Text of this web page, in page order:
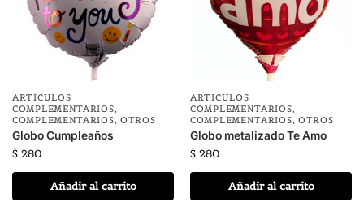
ARTICULOS
COMPLEMENTARIOS
COMPLEMENTARIOS OTROS
Globo Cumpleaños
$ 280
Añadir al carrito
ARTICULOS
COMPLEMENTARIOS
COMPLEMENTARIOS OTROS
Globo metalizado Te Amo
$ 280
Añadir al carrito